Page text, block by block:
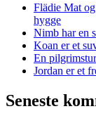
Flädie Mat
hygge
Nimb har en
Koan er et
En
Jordan er et
Seneste